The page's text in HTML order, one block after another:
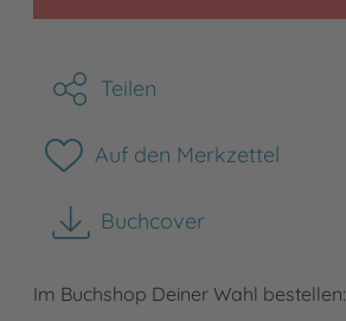
Teilen
Auf den Merkzettel
Buchcover
herunterladen
Im Buchshop Deiner Wahl bestellen: